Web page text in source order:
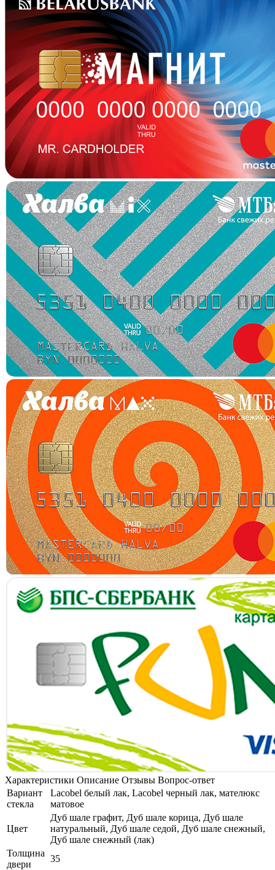
Характеристики Описание Отзывы Вопрос-ответ
Вариант
стекла
Lacobel белый лак, Lacobel черный лак, мателюкс
матовое
Цвет
Дуб шале графит, Дуб шале корица, Дуб шале
натуральный, Дуб шале седой, Дуб шале снежный,
Дуб шале снежный (лак)
Толщина
двери
35